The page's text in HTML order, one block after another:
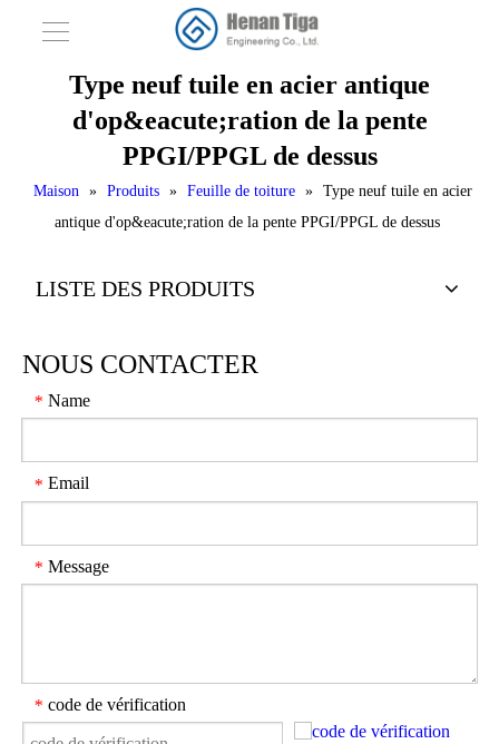
Type neuf tuile en acier antique
d'op&eacute;ration de la pente
PPGI/PPGL de dessus
Maison » Produits » Feuille de toiture » Type neuf tuile en acier
antique d'op&eacute;ration de la pente PPGI/PPGL de dessus
LISTE DES PRODUITS
NOUS CONTACTER
* Name
* Email
* Message
* code de vérification